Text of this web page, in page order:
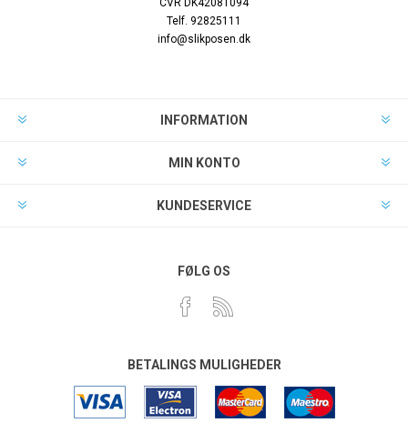
CVR DK42081094
Telf. 92825111
info@slikposen.dk
INFORMATION
MIN KONTO
KUNDESERVICE
FØLG OS
BETALINGS MULIGHEDER